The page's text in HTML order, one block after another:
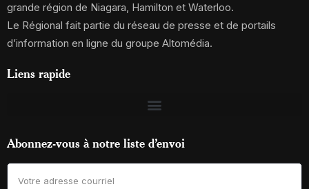
grande région de Niagara, Hamilton et Waterloo.
Le Régional fait partie du réseau de presse et de portails
d’information en ligne du groupe Altomédia.
Liens rapide
Abonnez-vous à notre liste d’envoi